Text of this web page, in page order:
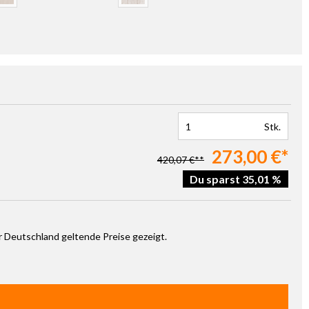
Stk.
420,07 €** 273,00 €*
Du sparst 35,01 %
geltende Preise gezeigt.